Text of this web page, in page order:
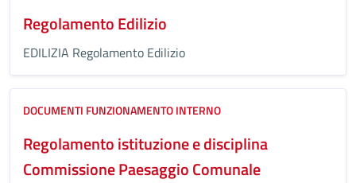
Regolamento Edilizio
EDILIZIA Regolamento Edilizio
DOCUMENTI FUNZIONAMENTO INTERNO
Regolamento istituzione e disciplina
Commissione Paesaggio Comunale